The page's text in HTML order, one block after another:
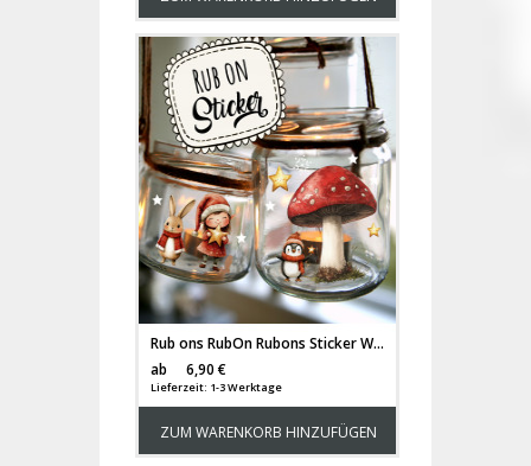
Rub ons RubOn Rubons Sticker Weihnachten Weihnachtssticker Weihnachtsmotive Tiere Wichtel Tür Elfentür Stern Weihnachtswichtel Zwerge DIN lang rb35
ab
6,90 €
Lieferzeit: 1-3 Werktage
ZUM WARENKORB HINZUFÜGEN